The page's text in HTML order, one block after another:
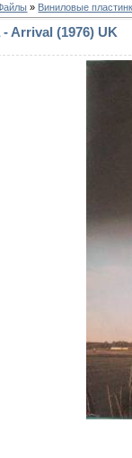
» Виниловые
- Arrival (1976) UK